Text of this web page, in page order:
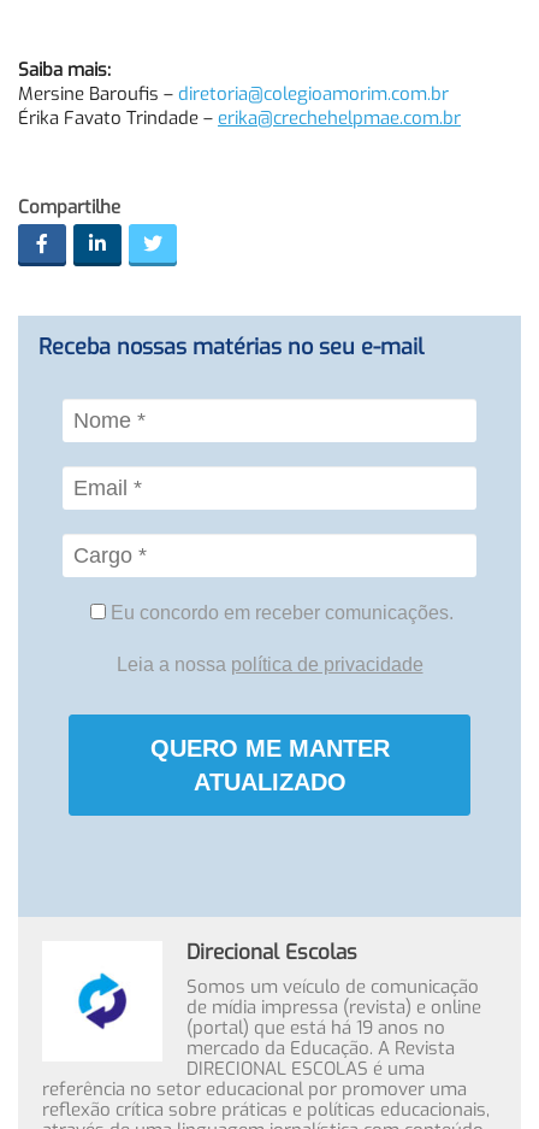
Saiba mais:
Mersine Baroufis – diretoria@colegioamorim.com.br
Érika Favato Trindade – erika@crechehelpmae.com.br
Compartilhe
Receba nossas matérias no seu e-mail
Eu concordo em receber comunicações.
Leia a nossa política de privacidade
QUERO ME MANTER
ATUALIZADO
Direcional Escolas
Somos um veículo de comunicação
de mídia impressa (revista) e online
(portal) que está há 19 anos no
mercado da Educação. A Revista
DIRECIONAL ESCOLAS é uma
referência no setor educacional por promover uma
reflexão crítica sobre práticas e políticas educacionais,